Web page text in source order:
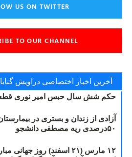
US ON TWITTER
TO OUR CHANNEL
آخرین اخبار اختصاصی دراویش
حکم شش سال حبس امیر نوری
آزادی از زندان و بستری در
۵۰درصدی ریه مصطفی دانشجو
۱۲ مارس (۲۱ اسفند) روز